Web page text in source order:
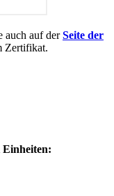
auch auf derSeite der
Zertifikat.
Einheiten: